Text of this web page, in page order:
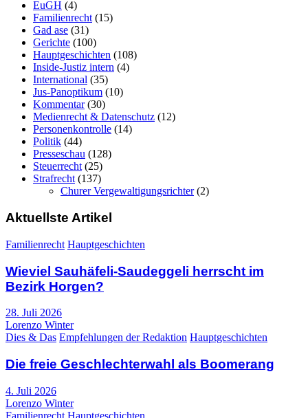
EuGH (4)
Familienrecht (15)
Gad ase (31)
Gerichte (100)
Hauptgeschichten (108)
Inside-Justiz intern (4)
International (35)
Jus-Panoptikum (10)
Kommentar(30)
Medienrecht & Datenschutz (12)
Personenkontrolle (14)
Politik (44)
Presseschau (128)
Steuerrecht (25)
Strafrecht (137)
Churer Vergewaltigungsrichter(2)
Aktuellste Artikel
Familienrecht Hauptgeschichten
Wieviel Sauhäfeli-Saudeggeli herrscht im
Bezirk Horgen?
28. Juli 2026
Lorenzo Winter
Dies & Das Empfehlungen der Redaktion Hauptgeschichten
Die freie Geschlechterwahl als Boomerang
4. Juli 2026
Lorenzo Winter
Familienrecht Hauptgeschichten